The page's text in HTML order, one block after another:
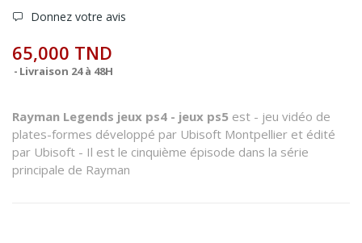
Donnez votre avis
65,000 TND
Livraison 24 à 48H
Rayman Legends jeux ps4 - jeux ps5 est - jeu vidéo de
plates-formes développé par Ubisoft Montpellier et édité
par Ubisoft - Il est le cinquième épisode dans la série
principale de Rayman